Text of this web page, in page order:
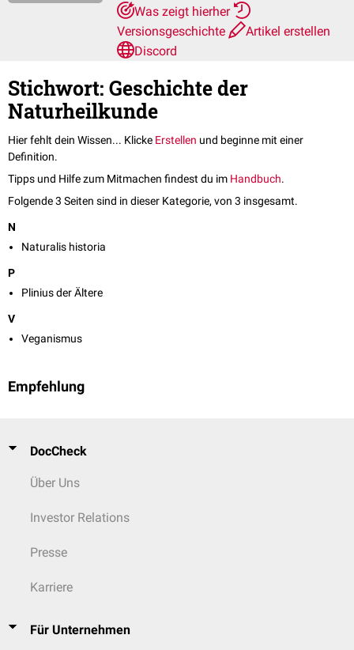
Was zeigt hierher
Versionsgeschichte
Artikel erstellen
Discord
Stichwort: Geschichte der
Naturheilkunde
Hier fehlt dein Wissen... Klicke Erstellen und beginne mit einer
Definition.
Tipps und Hilfe zum Mitmachen findest du im Handbuch.
Folgende 3 Seiten sind in dieser Kategorie, von 3 insgesamt.
N
Naturalis historia
P
Plinius der Ältere
V
Veganismus
Empfehlung
DocCheck
Über Uns
Investor Relations
Presse
Karriere
Für Unternehmen